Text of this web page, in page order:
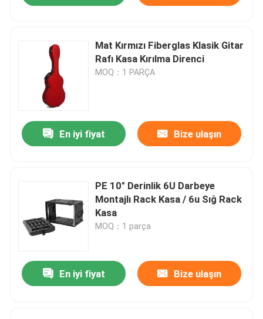
Mat Kırmızı Fiberglas Klasik Gitar
Rafı Kasa Kırılma Direnci
MOQ：1 PARÇA
En iyi fiyat Bize ulaşın
PE 10" Derinlik 6U Darbeye
Montajlı Rack Kasa / 6u Sığ Rack
Kasa
MOQ：1 parça
En iyi fiyat Bize ulaşın